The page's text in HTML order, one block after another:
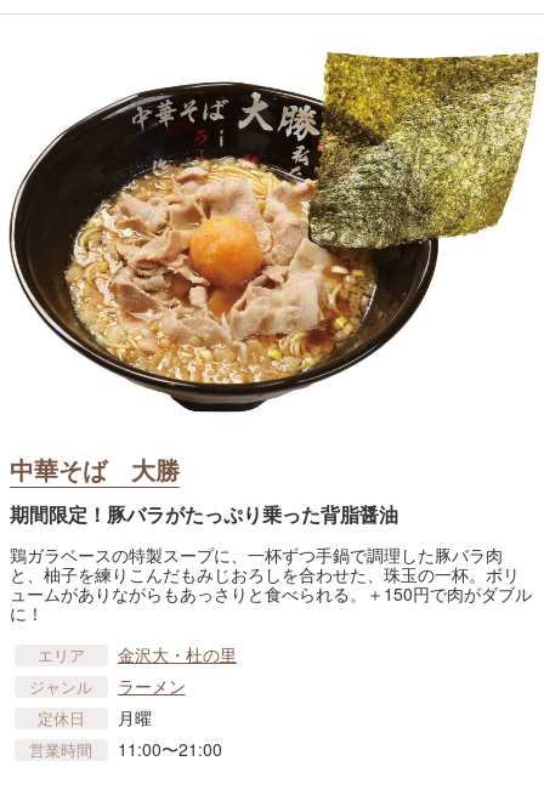
中華そば 大勝
期間限定！豚バラがたっぷり乗った背脂醤油
鶏ガラベースの特製スープに、一杯ずつ手鍋で調理した豚バラ肉
と、柚子を練りこんだもみじおろしを合わせた、珠玉の一杯。ボリ
ュームがありながらもあっさりと食べられる。＋150円で肉がダブル
に！
エリア 金沢大・杜の里
ジャンル ラーメン
定休日 月曜
営業時間 11:00〜21:00